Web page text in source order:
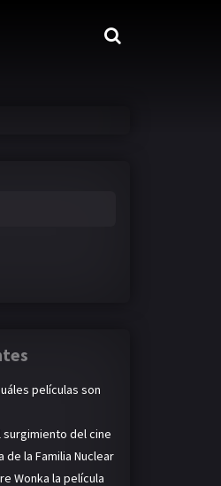
películas son
surgimiento del cine
de la Familia Nuclear
Wonka la película